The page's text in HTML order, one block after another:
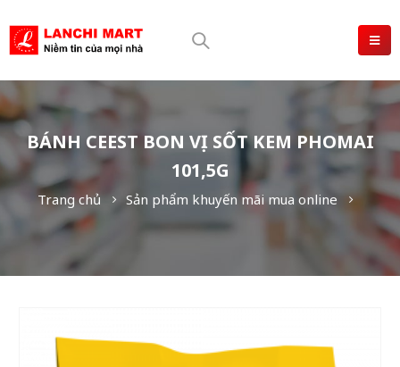
BÁNH CEEST BON VỊ SỐT KEM PHOMAI
101,5G
Trang chủ Sản phẩm khuyến mãi mua online